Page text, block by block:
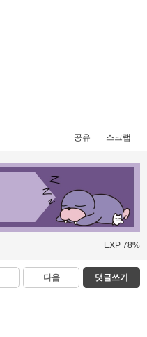
공유 스크랩
EXP 78%
다음 댓글쓰기